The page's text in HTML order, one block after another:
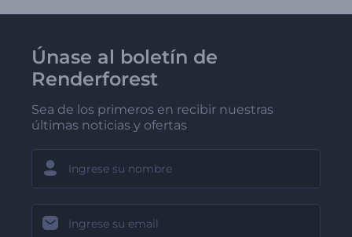
Únase al boletín de
Renderforest
Sea de los primeros en recibir nuestras
últimas noticias y ofertas